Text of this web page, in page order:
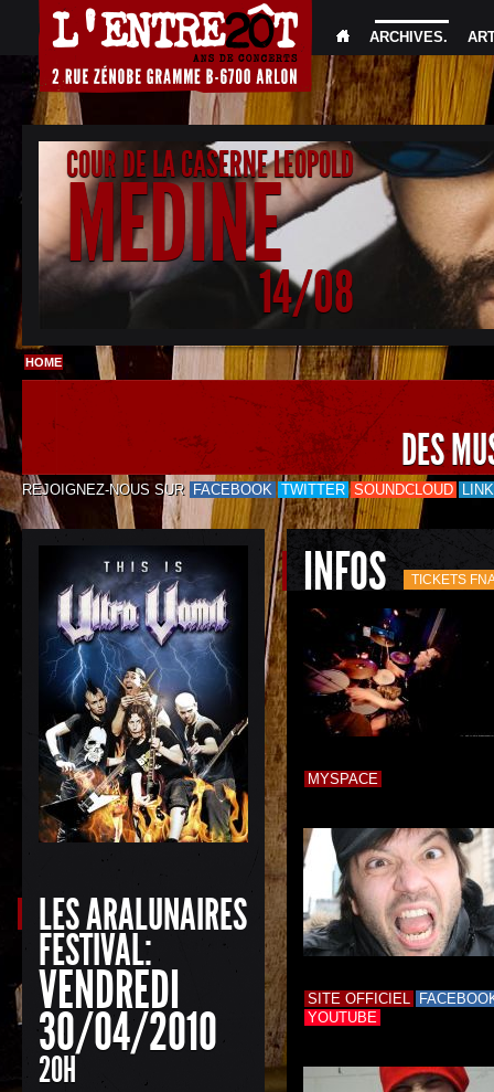
ARCHIVES.
COUR DE LA CASERNE LEOPOLD
MEDINE
14/08
HOME
DES
REJOIGNEZ-NOUS SUR FACEBOOK TWITTER SOUNDCLOUD
LES ARALUNAIRES
FESTIVAL:
VENDREDI
30/04/2010
20H
INFOS TICKETS
MYSPACE
SITE OFFICIEL
YOUTUBE